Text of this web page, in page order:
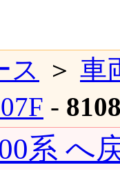
ス ＞ 車
-
系 へ